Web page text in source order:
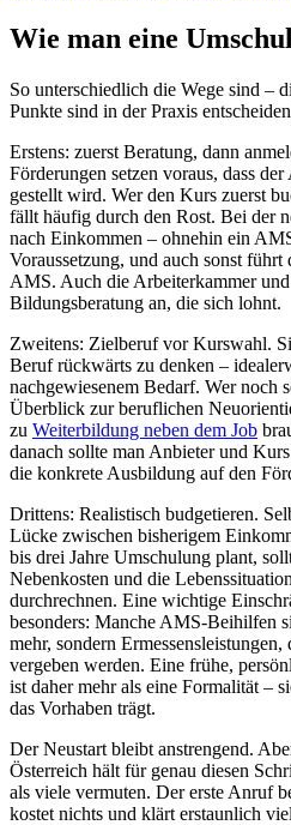
Wie man eine
So unterschiedlich die Wege sind –
Punkte sind in der Praxis
Erstens: zuerst Beratung, dann
Förderungen setzen voraus, dass der
gestellt wird. Wer den Kurs zuerst
fällt häufig durch den Rost. Bei der
nach Einkommen – ohnehin ein
Voraussetzung, und auch sonst
AMS. Auch die Arbeiterkammer
Bildungsberatung an, die sich lohnt.
Zweitens: Zielberuf vor Kurswahl.
Beruf rückwärts zu denken –
nachgewiesenem Bedarf. Wer noch
Überblick zur beruflichen
zu Weiterbildung neben dem Job
danach sollte man Anbieter und
die konkrete Ausbildung auf den
Drittens: Realistisch budgetieren.
Lücke zwischen bisherigem
bis drei Jahre Umschulung plant,
Nebenkosten und die
durchrechnen. Eine wichtige
besonders: Manche AMS-Beihilfen
mehr, sondern
vergeben werden. Eine frühe,
ist daher mehr als eine Formalität –
das Vorhaben trägt.
Der Neustart bleibt anstrengend.
Österreich hält für genau diesen
als viele vermuten. Der erste Anruf
kostet nichts und klärt erstaunlich